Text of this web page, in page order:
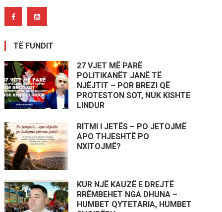
TË FUNDIT
27 VJET MË PARË
POLITIKANËT JANË TË
NJËJTIT – POR BREZI QË
PROTESTON SOT, NUK KISHTE
LINDUR
RITMI I JETËS – PO JETOJMË
APO THJESHTË PO
NXITOJMË?
KUR NJË KAUZË E DREJTË
RRËMBEHET NGA DHUNA –
HUMBET QYTETARIA, HUMBET